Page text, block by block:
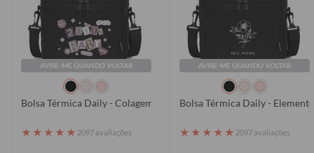
AVISE-ME QUANDO VOLTAR
Bolsa Térmica Daily - Colagem 2000s
★ ★ ★ ★ ★ 2097 avaliações
AVISE-ME QUANDO VOLTAR
Bolsa Térmica Daily -
★ ★ ★ ★ ★ 2097 avaliações